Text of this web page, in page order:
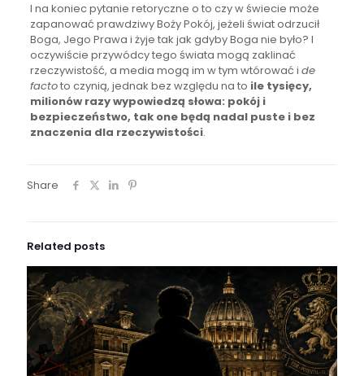
I na koniec pytanie retoryczne o to czy w świecie może
zapanować prawdziwy Boży Pokój, jeżeli świat odrzucił
Boga, Jego Prawa i żyje tak jak gdyby Boga nie było? I
oczywiście przywódcy tego świata mogą zaklinać
rzeczywistość, a media mogą im w tym wtórować i de
factoto czynią, jednak bez względu na to ile tysięcy,
milionów razy wypowiedzą słowa: pokój i
bezpieczeństwo, tak one będą nadal puste i bez
znaczenia dla rzeczywistości.
Share
Related posts